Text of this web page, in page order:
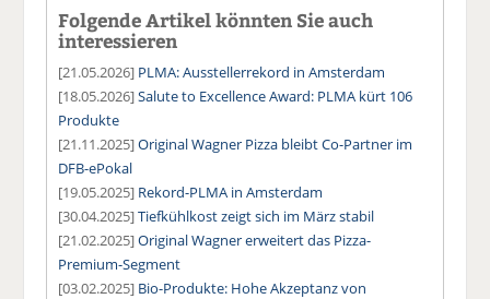
Folgende Artikel könnten Sie auch
interessieren
[21.05.2026] PLMA: Ausstellerrekord in Amsterdam
[18.05.2026]Salute to Excellence Award: PLMA kürt 106
Produkte
[21.11.2025]Original Wagner Pizza bleibt Co-Partner im
DFB-ePokal
[19.05.2025] Rekord-PLMA in Amsterdam
[30.04.2025]Tiefkühlkost zeigt sich im März stabil
[21.02.2025]Original Wagner erweitert das Pizza-
Premium-Segment
[03.02.2025] Bio-Produkte: Hohe Akzeptanz von